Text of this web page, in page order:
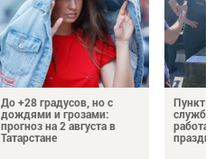
До +28 градусов, но с
дождями и грозами:
прогноз на 2 августа в
Татарстане
Пункт
службу